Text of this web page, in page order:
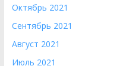
Октябрь 2021
Сентябрь 2021
Август 2021
Июль 2021